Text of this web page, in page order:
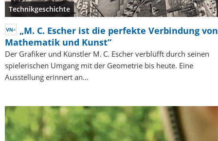
Technikgeschichte
„M. C. Escher ist die perfekte Verbindung von
Mathematik und Kunst“
Der Grafiker und Künstler M. C. Escher verblüfft durch seinen
spielerischen Umgang mit der Geometrie bis heute. Eine
Ausstellung erinnert an…